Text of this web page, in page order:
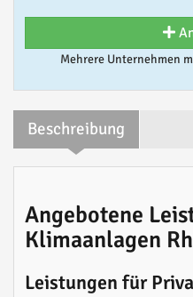
Mehrere Unternehmen
Beschreibung
Angebotene
Klimaanlagen
Leistungen für